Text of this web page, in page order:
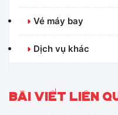
Vé máy bay
Dịch vụ khác
BÀI VIẾT LIÊN